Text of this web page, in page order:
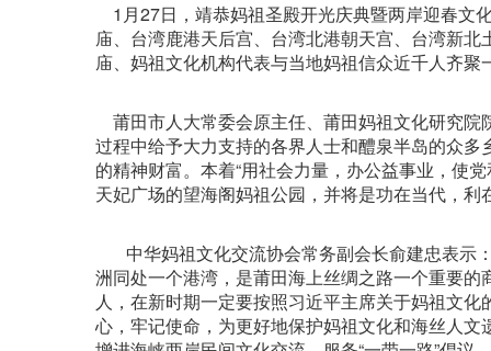
1月27日，靖恭妈祖圣殿开光庆典暨两岸迎春文
庙、台湾鹿港天后宫、台湾北港朝天宫、台湾新
庙、妈祖文化机构代表与当地妈祖信众近千人齐
莆田市人大常委会原主任、莆田妈祖文化研究
过程中给予大力支持的各界人士和醴泉半岛的众
的精神财富。本着“用社会力量，办公益事业，使
天妃广场的望海阁妈祖公园，并将是功在当代，利
中华妈祖文化交流协会常务副会长俞建忠表示
洲同处一个港湾，是莆田海上丝绸之路一个重要
人，在新时期一定要按照习近平主席关于妈祖文
心，牢记使命，为更好地保护妈祖文化和海丝人